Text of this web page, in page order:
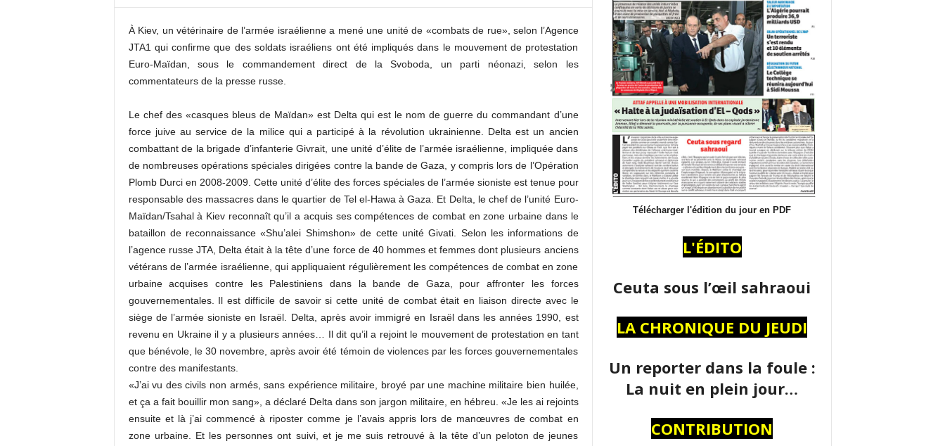
À Kiev, un vétérinaire de l’armée israélienne a mené une unité de «combats de rue», selon l’Agence
JTA1 qui confirme que des soldats israéliens ont été impliqués dans le mouvement de protestation
Euro-Maïdan, sous le commandement direct de la Svoboda, un parti néonazi, selon les
commentateurs de la presse russe.
Le chef des «casques bleus de Maïdan» est Delta qui est le nom de guerre du commandant d’une
force juive au service de la milice qui a participé à la révolution ukrainienne. Delta est un ancien
combattant de la brigade d’infanterie Givrait, une unité d’élite de l’armée israélienne, impliquée dans
de nombreuses opérations spéciales dirigées contre la bande de Gaza, y compris lors de l’Opération
Plomb Durci en 2008-2009. Cette unité d’élite des forces spéciales de l’armée sioniste est tenue pour
responsable des massacres dans le quartier de Tel el-Hawa à Gaza. Et Delta, le chef de l’unité Euro-
Maïdan/Tsahal à Kiev reconnaît qu’il a acquis ses compétences de combat en zone urbaine dans le
bataillon de reconnaissance «Shu’alei Shimshon» de cette unité Givati. Selon les informations de
l’agence russe JTA, Delta était à la tête d’une force de 40 hommes et femmes dont plusieurs anciens
vétérans de l’armée israélienne, qui appliquaient régulièrement les compétences de combat en zone
urbaine acquises contre les Palestiniens dans la bande de Gaza, pour affronter les forces
gouvernementales. Il est difficile de savoir si cette unité de combat était en liaison directe avec le
siège de l’armée sioniste en Israël. Delta, après avoir immigré en Israël dans les années 1990, est
revenu en Ukraine il y a plusieurs années… Il dit qu’il a rejoint le mouvement de protestation en tant
que bénévole, le 30 novembre, après avoir été témoin de violences par les forces gouvernementales
contre des manifestants.
«J’ai vu des civils non armés, sans expérience militaire, broyé par une machine militaire bien huilée,
et ça a fait bouillir mon sang», a déclaré Delta dans son jargon militaire, en hébreu. «Je les ai rejoints
ensuite et là j’ai commencé à riposter comme je l’avais appris lors de manœuvres de combat en
zone urbaine. Et les personnes ont suivi, et je me suis retrouvé à la tête d’un peloton de jeunes
Télécharger l'édition du jour en PDF
L'ÉDITO
Ceuta sous l’œil sahraoui
LA CHRONIQUE DU JEUDI
Un reporter dans la foule :
La nuit en plein jour…
CONTRIBUTION